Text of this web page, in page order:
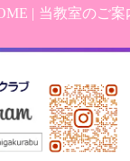
| 当教室のご案